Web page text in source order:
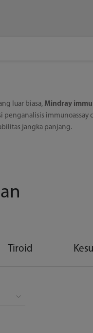
luar biasa, Mindray
penganalisis
jangka panjang.
Tiroid